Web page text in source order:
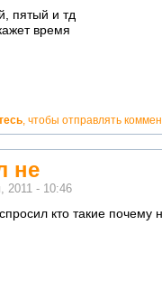
пятый и тд
время
, чтобы отправлять
не
2011 - 10:46
кто такие почему